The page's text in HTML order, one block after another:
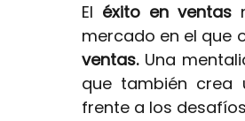
El éxito en ventas
mercado en el que
ventas. Una
que también crea
frente a los